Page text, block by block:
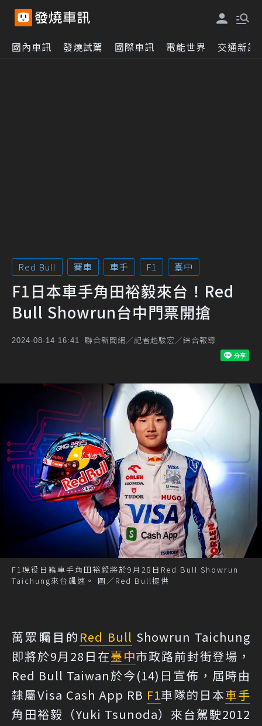
國內車訊 發燒試駕 國際車訊 電能世界 交通新訊
Red Bull 賽車 車手 F1 臺中
F1日本車手角田裕毅來台！Red
Bull Showrun台中門票開搶
2024-08-14 16:41 聯合新聞網／記者趙駿宏／綜合報導
F1現役日籍車手角田裕毅將於9月28日Red Bull Showrun
Taichung來台飆速。 圖／Red Bull提供
萬眾矚目的 Red Bull Showrun Taichung
即將於9月28日在臺中市政路前封街登場，
Red Bull Taiwan於今(14)日宣佈，屆時由
隸屬Visa Cash App RB F1車隊的日本車手
角田裕毅（Yuki Tsunoda）來台駕駛2012